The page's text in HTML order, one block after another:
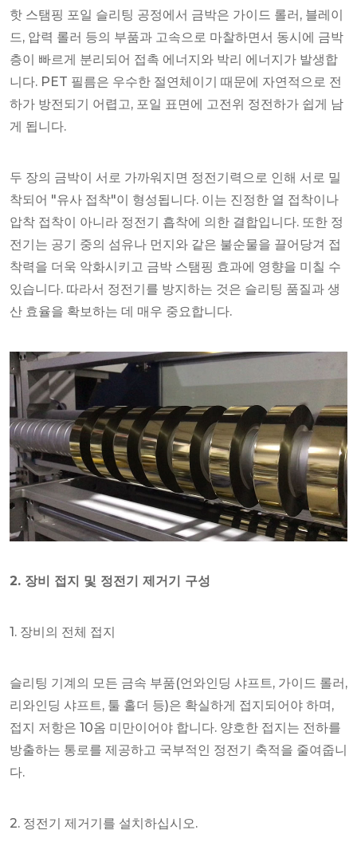
핫 스탬핑 포일 슬리팅 공정에서 금박은 가이드 롤러, 블레이
드, 압력 롤러 등의 부품과 고속으로 마찰하면서 동시에 금박
층이 빠르게 분리되어 접촉 에너지와 박리 에너지가 발생합
니다. PET 필름은 우수한 절연체이기 때문에 자연적으로 전
하가 방전되기 어렵고, 포일 표면에 고전위 정전하가 쉽게 남
게 됩니다.
두 장의 금박이 서로 가까워지면 정전기력으로 인해 서로 밀
착되어 "유사 접착"이 형성됩니다. 이는 진정한 열 접착이나
압착 접착이 아니라 정전기 흡착에 의한 결합입니다. 또한 정
전기는 공기 중의 섬유나 먼지와 같은 불순물을 끌어당겨 접
착력을 더욱 악화시키고 금박 스탬핑 효과에 영향을 미칠 수
있습니다. 따라서 정전기를 방지하는 것은 슬리팅 품질과 생
산 효율을 확보하는 데 매우 중요합니다.
2. 장비 접지 및 정전기 제거기 구성
1. 장비의 전체 ​​접지
슬리팅 기계의 모든 금속 부품(언와인딩 샤프트, 가이드 롤러,
리와인딩 샤프트, 툴 홀더 등)은 확실하게 접지되어야 하며,
접지 저항은 10옴 미만이어야 합니다. 양호한 접지는 전하를
방출하는 통로를 제공하고 국부적인 정전기 축적을 줄여줍니
다.
2. 정전기 제거기를 설치하십시오.